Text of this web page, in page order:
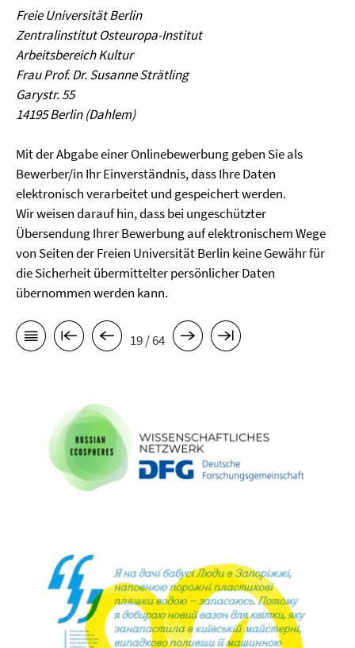
Freie Universität Berlin
Zentralinstitut Osteuropa-Institut
Arbeitsbereich Kultur
Frau Prof. Dr. Susanne Strätling
Garystr. 55
14195 Berlin (Dahlem)
Mit der Abgabe einer Onlinebewerbung geben Sie als
Bewerber/in Ihr Einverständnis, dass Ihre Daten
elektronisch verarbeitet und gespeichert werden.
Wir weisen darauf hin, dass bei ungeschützter
Übersendung Ihrer Bewerbung auf elektronischem Wege
von Seiten der Freien Universität Berlin keine Gewähr für
die Sicherheit übermittelter persönlicher Daten
übernommen werden kann.
19 / 64